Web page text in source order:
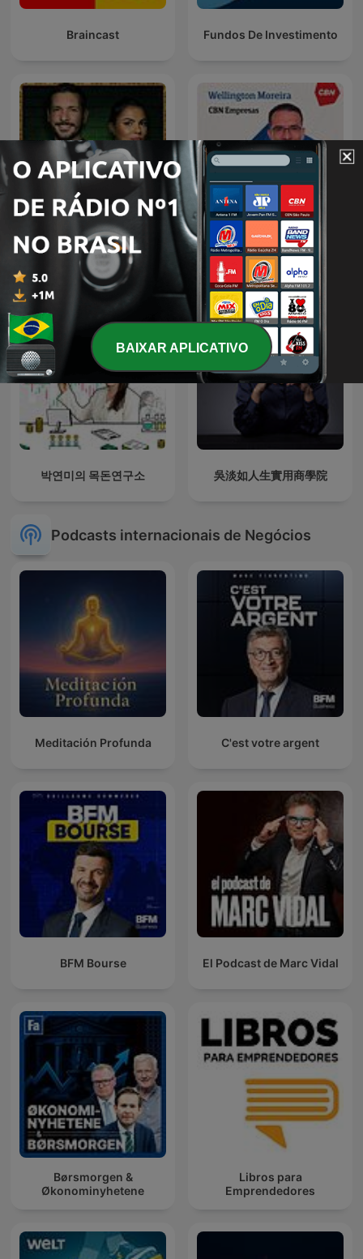
Braincast Fundos De Investimento
Os Sócios Podcast CBN Empresa| Londrina
박연미의 목돈연구소 吳淡如人生實用商學院
Podcasts internacionais de Negócios
Meditación Profunda C'est votre argent
BFM Bourse El Podcast de Marc Vidal
Børsmorgen &
Økonominyhetene
Libros para
Emprendedores
BAIXAR APLICATIVO